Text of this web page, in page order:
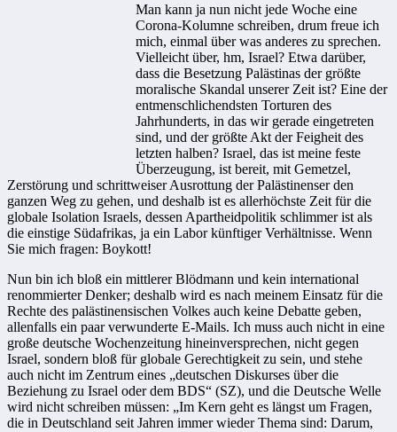
Man kann ja nun nicht jede Woche eine
Corona-Kolumne schreiben, drum freue ich
mich, einmal über was anderes zu sprechen.
Vielleicht über, hm, Israel? Etwa darüber,
dass die Besetzung Palästinas der größte
moralische Skandal unserer Zeit ist? Eine der
entmenschlichendsten Torturen des
Jahrhunderts, in das wir gerade eingetreten
sind, und der größte Akt der Feigheit des
letzten halben? Israel, das ist meine feste
Überzeugung, ist bereit, mit Gemetzel,
Zerstörung und schrittweiser Ausrottung der Palästinenser den
ganzen Weg zu gehen, und deshalb ist es allerhöchste Zeit für die
globale Isolation Israels, dessen Apartheidpolitik schlimmer ist als
die einstige Südafrikas, ja ein Labor künftiger Verhältnisse. Wenn
Sie mich fragen: Boykott!
Nun bin ich bloß ein mittlerer Blödmann und kein international
renommierter Denker; deshalb wird es nach meinem Einsatz für die
Rechte des palästinensischen Volkes auch keine Debatte geben,
allenfalls ein paar verwunderte E-Mails. Ich muss auch nicht in eine
große deutsche Wochenzeitung hineinversprechen, nicht gegen
Israel, sondern bloß für globale Gerechtigkeit zu sein, und stehe
auch nicht im Zentrum eines „deutschen Diskurses über die
Beziehung zu Israel oder dem BDS“ (SZ), und die Deutsche Welle
wird nicht schreiben müssen: „Im Kern geht es längst um Fragen,
die in Deutschland seit Jahren immer wieder Thema sind: Darum,